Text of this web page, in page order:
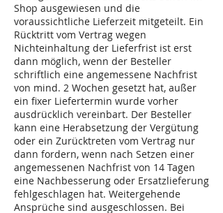
Shop ausgewiesen und die
voraussichtliche Lieferzeit mitgeteilt. Ein
Rücktritt vom Vertrag wegen
Nichteinhaltung der Lieferfrist ist erst
dann möglich, wenn der Besteller
schriftlich eine angemessene Nachfrist
von mind. 2 Wochen gesetzt hat, außer
ein fixer Liefertermin wurde vorher
ausdrücklich vereinbart. Der Besteller
kann eine Herabsetzung der Vergütung
oder ein Zurücktreten vom Vertrag nur
dann fordern, wenn nach Setzen einer
angemessenen Nachfrist von 14 Tagen
eine Nachbesserung oder Ersatzlieferung
fehlgeschlagen hat. Weitergehende
Ansprüche sind ausgeschlossen. Bei